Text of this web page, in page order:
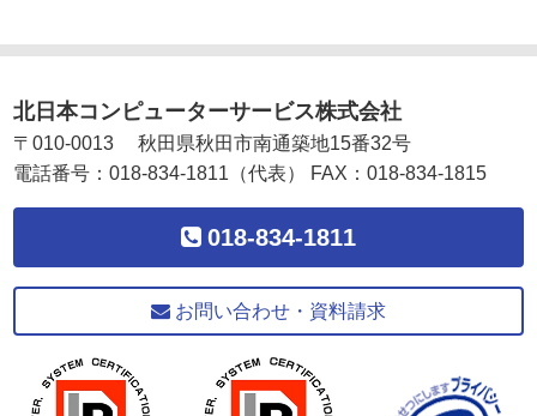
北日本コンピューターサービス株式会社
〒010-0013 秋田県秋田市南通築地15番32号
電話番号：018-834-1811 （代表） FAX：018-834-1815
018-834-1811
お問い合わせ・資料請求